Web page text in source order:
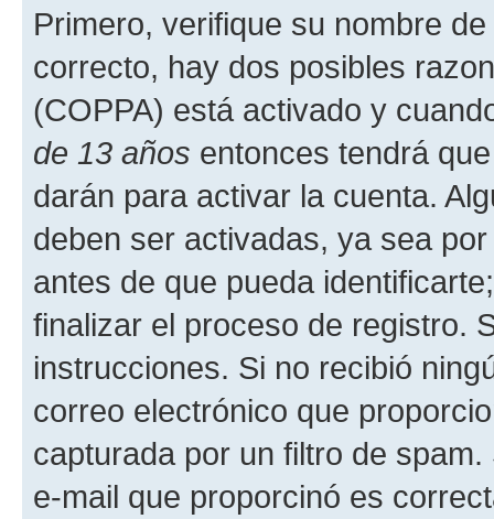
Primero, verifique su nombre
correcto, hay dos posibles
(COPPA) está activado y
de 13 años entonces tendrá
darán para activar la cuenta.
deben ser activadas, ya sea
antes de que pueda
finalizar el proceso de registro.
instrucciones. Si no recibió
correo electrónico que
capturada por un filtro de
e-mail que proporcinó es